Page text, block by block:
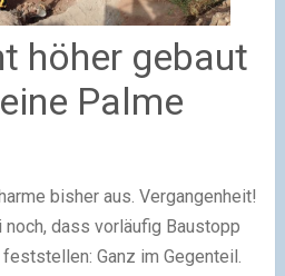
höher gebaut
Palme
bisher aus. Vergangenheit!
noch, dass vorläufig Baustopp
Ganz im Gegenteil.